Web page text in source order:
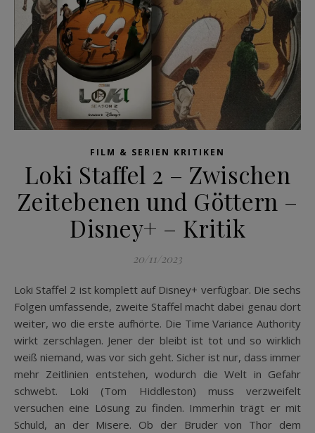
FILM & SERIEN KRITIKEN
Loki Staffel 2 – Zwischen
Zeitebenen und Göttern –
Disney+ – Kritik
20/11/2023
Loki Staffel 2 ist komplett auf Disney+ verfügbar. Die sechs
Folgen umfassende, zweite Staffel macht dabei genau dort
weiter, wo die erste aufhörte. Die Time Variance Authority
wirkt zerschlagen. Jener der bleibt ist tot und so wirklich
weiß niemand, was vor sich geht. Sicher ist nur, dass immer
mehr Zeitlinien entstehen, wodurch die Welt in Gefahr
schwebt. Loki (Tom Hiddleston) muss verzweifelt
versuchen eine Lösung zu finden. Immerhin trägt er mit
Schuld, an der Misere. Ob der Bruder von Thor dem